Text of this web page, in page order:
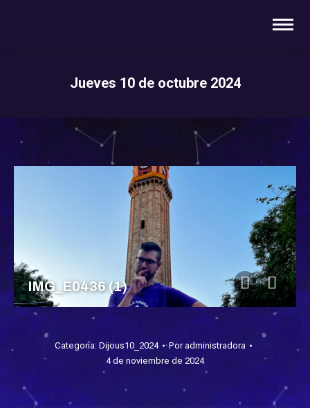
Jueves 10 de octubre 2024
IMG_E0436 (1)
Categoría: Dijous10_2024 Poradministradora
4 de noviembre de 2024